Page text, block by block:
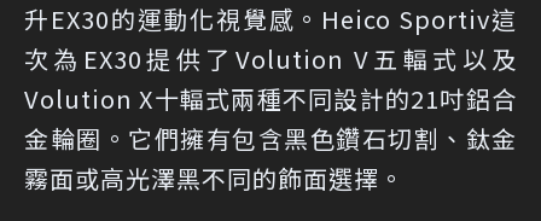
升EX30的運動化視覺感。Heico Sportiv這
次為EX30提供了Volution V五輻式以及
Volution X十輻式兩種不同設計的21吋鋁合
金輪圈。它們擁有包含黑色鑽石切割、鈦金
霧面或高光澤黑不同的飾面選擇。